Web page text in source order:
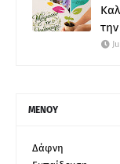
ΜΕΝΟΥ
Δάφνη